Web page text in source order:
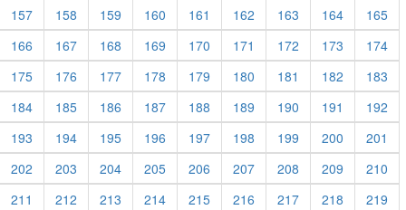
157 158 159 160 161 162 163 164
165
166
167 168 169 170 171 172 173
174
175
176 177 178 179 180 181 182
183
184
185 186 187 188 189 190 191
192
193
194 195 196 197 198 199 200
201
202
203 204 205 206 207 208 209
210
211
212 213 214 215 216 217 218
219